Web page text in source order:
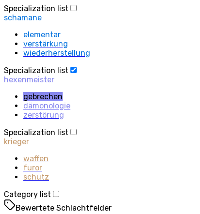
Specialization list
schamane
elementar
verstärkung
wiederherstellung
Specialization list
hexenmeister
gebrechen
dämonologie
zerstörung
Specialization list
krieger
waffen
furor
schutz
Category list
Bewertete Schlachtfelder